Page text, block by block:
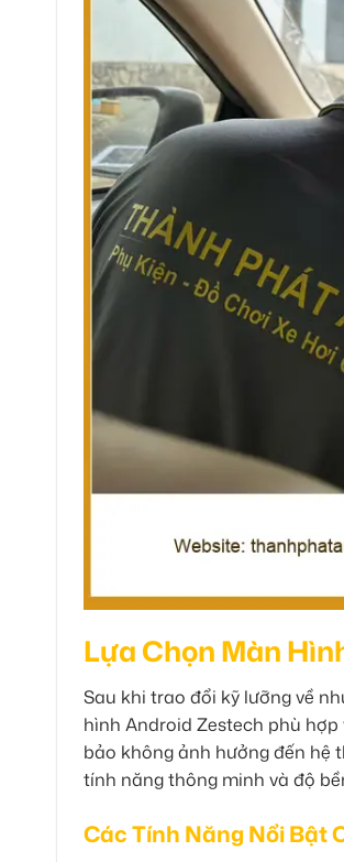
Lựa Chọn Màn
Sau khi trao đổi kỹ lưỡng về
hình Android Zestech phù
bảo không ảnh hưởng đến hệ
tính năng thông minh và độ
Các Tính Năng Nổi Bật